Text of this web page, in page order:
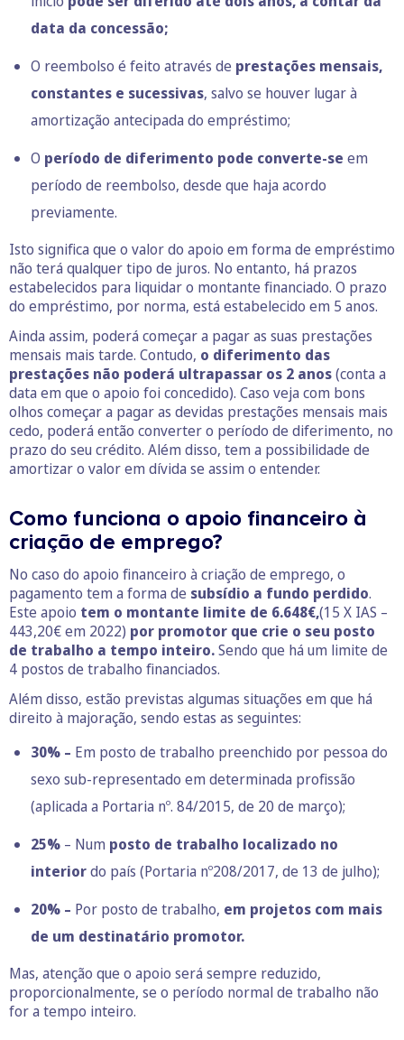
data da concessão;
O reembolso é feito através de prestações mensais,
constantes e sucessivas, salvo se houver lugar à
amortização antecipada do empréstimo;
O período de diferimento pode converte-se em
período de reembolso, desde que haja acordo
previamente.
Isto significa que o valor do apoio em forma de empréstimo
não terá qualquer tipo de juros. No entanto, há prazos
estabelecidos para liquidar o montante financiado. O prazo
do empréstimo, por norma, está estabelecido em 5 anos.
Ainda assim, poderá começar a pagar as suas prestações
mensais mais tarde. Contudo, o diferimento das
prestações não poderá ultrapassar os 2 anos(conta a
data em que o apoio foi concedido). Caso veja com bons
olhos começar a pagar as devidas prestações mensais mais
cedo, poderá então converter o período de diferimento, no
prazo do seu crédito. Além disso, tem a possibilidade de
amortizar o valor em dívida se assim o entender.
Como funciona o apoio financeiro à
criação de emprego?
No caso do apoio financeiro à criação de emprego, o
pagamento tem a forma de subsídio a fundo perdido.
Este apoio tem o montante limite de 6.648€,(15 X IAS –
443,20€ em 2022) por promotor que crie o seu posto
de trabalho a tempo inteiro.Sendo que há um limite de
4 postos de trabalho financiados.
Além disso, estão previstas algumas situações em que há
direito à majoração, sendo estas as seguintes:
30% – Em posto de trabalho preenchido por pessoa do
sexo sub-representado em determinada profissão
(aplicada a Portaria nº. 84/2015, de 20 de março);
25% – Num posto de trabalho localizado no
interiordo país (Portaria nº208/2017, de 13 de julho);
20% – Por posto de trabalho, em projetos com mais
de um destinatário promotor.
Mas, atenção que o apoio será sempre reduzido,
proporcionalmente, se o período normal de trabalho não
for a tempo inteiro.